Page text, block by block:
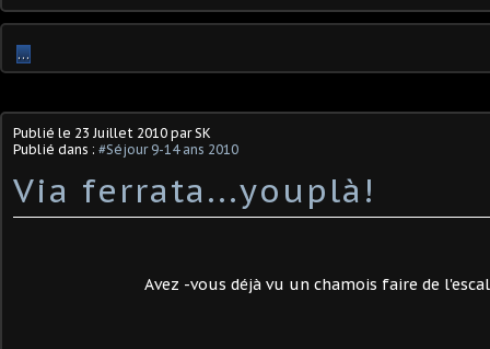
…
Publié le 23 Juillet 2010 par SK
Publié dans : #Séjour 9-14 ans 2010
Via ferrata...youplà!
Avez -vous déjà vu un chamois faire de